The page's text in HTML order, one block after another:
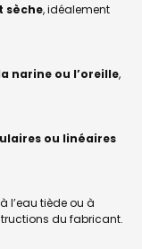
sèche, idéalement
narine ou l’oreille,
ou linéaires
à l’eau tiède ou à
du fabricant.